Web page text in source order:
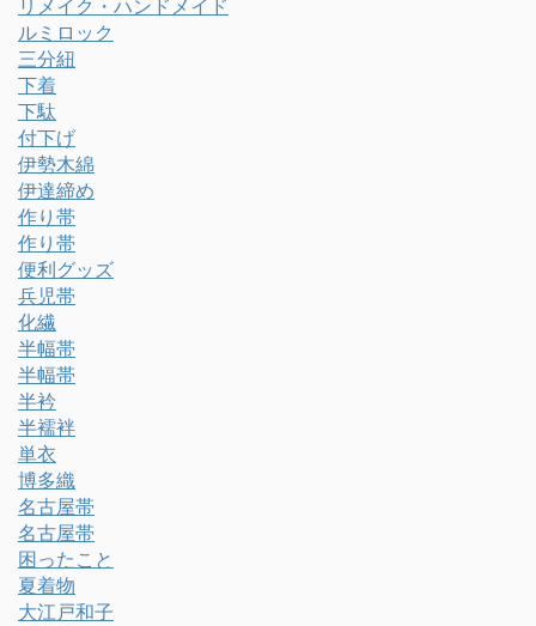
リメイク・ハンドメイド
ルミロック
三分紐
下着
下駄
付下げ
伊勢木綿
伊達締め
作り帯
作り帯
便利グッズ
兵児帯
化繊
半幅帯
半幅帯
半衿
半襦袢
単衣
博多織
名古屋帯
名古屋帯
困ったこと
夏着物
大江戸和子